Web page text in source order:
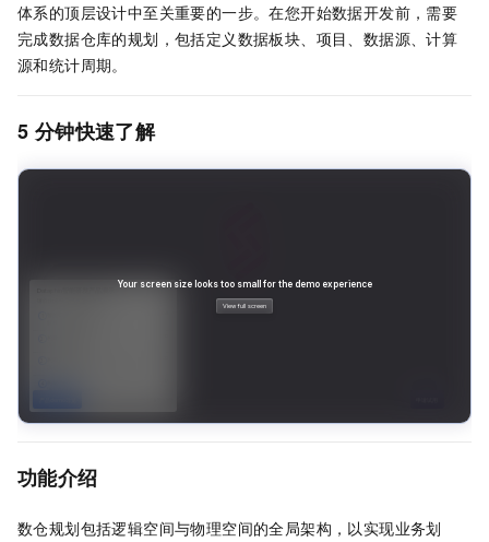
体系的顶层设计中至关重要的一步。在您开始数据开发前，需要
完成数据仓库的规划，包括定义数据板块、项目、数据源、计算
源和统计周期。
5 分钟快速了解
功能介绍
数仓规划包括逻辑空间与物理空间的全局架构，以实现业务划